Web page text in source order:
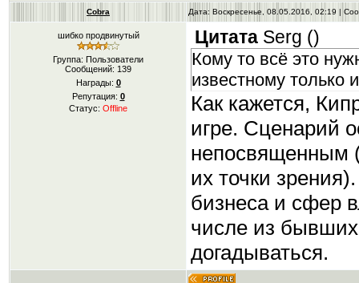
Cobra Дата: Воскресенье, 08.05.2016, 02:19 |
шибко продвинутый
Группа: Пользователи
Сообщений: 139
Награды: 0
Репутация: 0
Статус: Offline
Цитата Serg ()
Кому то всё это
известному только
Как кажется,
игре. Сценарий
непосвященным
их точки
бизнеса и сфер
числе из
догадываться.